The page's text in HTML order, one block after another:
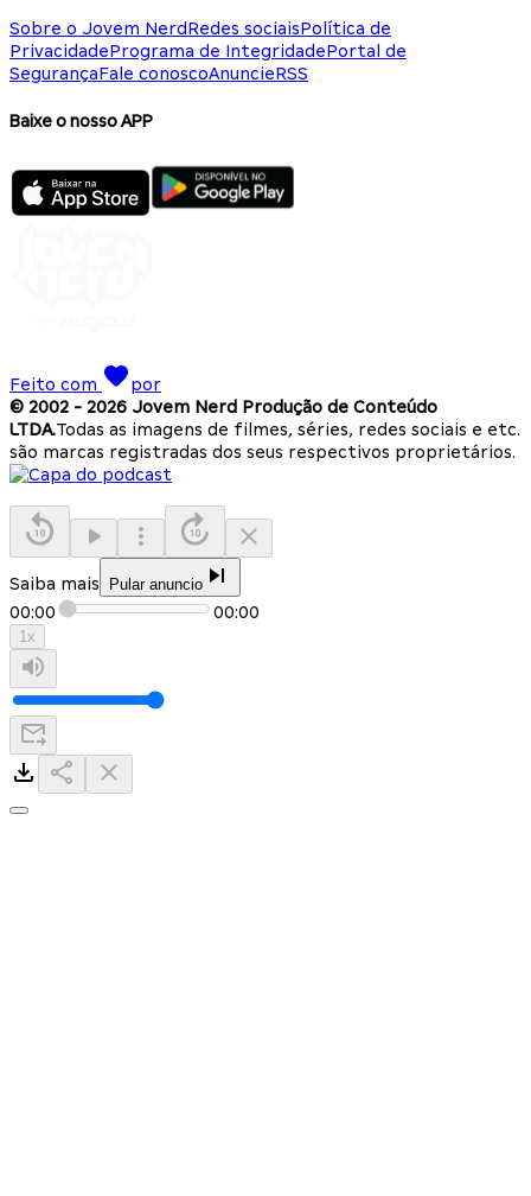
Sobre o Jovem NerdRedes sociaisPolítica de
PrivacidadePrograma de IntegridadePortal de
SegurançaFale conoscoAnuncieRSS
Baixe o nosso APP
Feito com
por
© 2002 - 2026 Jovem Nerd Produção de Conteúdo
LTDA.Todas as imagens de filmes, séries, redes sociais e etc.
são marcas registradas dos seus respectivos proprietários.
Saiba mais Pular anuncio
00:00 00:00
1x